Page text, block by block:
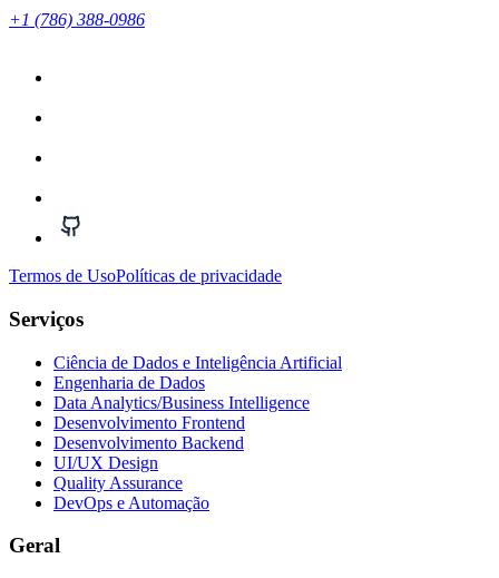
+1 (786) 388-0986
Termos de UsoPolíticas de privacidade
Serviços
Ciência de Dados e Inteligência Artificial
Engenharia de Dados
Data Analytics/Business Intelligence
Desenvolvimento Frontend
Desenvolvimento Backend
UI/UX Design
Quality Assurance
DevOps e Automação
Geral